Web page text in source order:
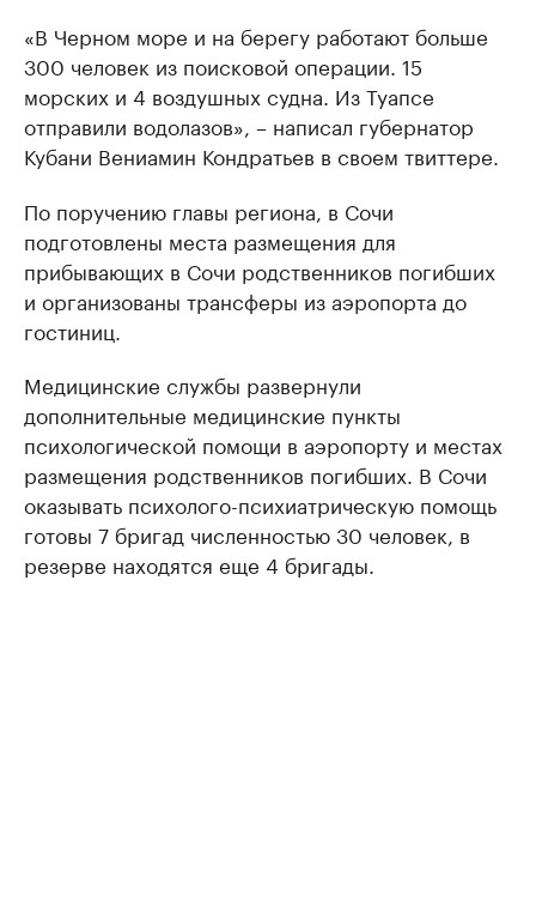
«В Черном море и на берегу работают больше
300 человек из поисковой операции. 15
морских и 4 воздушных судна. Из Туапсе
отправили водолазов», – написал губернатор
Кубани Вениамин Кондратьев в своем твиттере.
По поручению главы региона, в Сочи
подготовлены места размещения для
прибывающих в Сочи родственников погибших
и организованы трансферы из аэропорта до
гостиниц.
Медицинские службы развернули
дополнительные медицинские пункты
психологической помощи в аэропорту и местах
размещения родственников погибших. В Сочи
оказывать психолого-психиатрическую помощь
готовы 7 бригад численностью 30 человек, в
резерве находятся еще 4 бригады.